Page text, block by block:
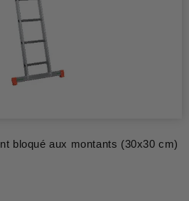
bloqué aux montants (30x30 cm)